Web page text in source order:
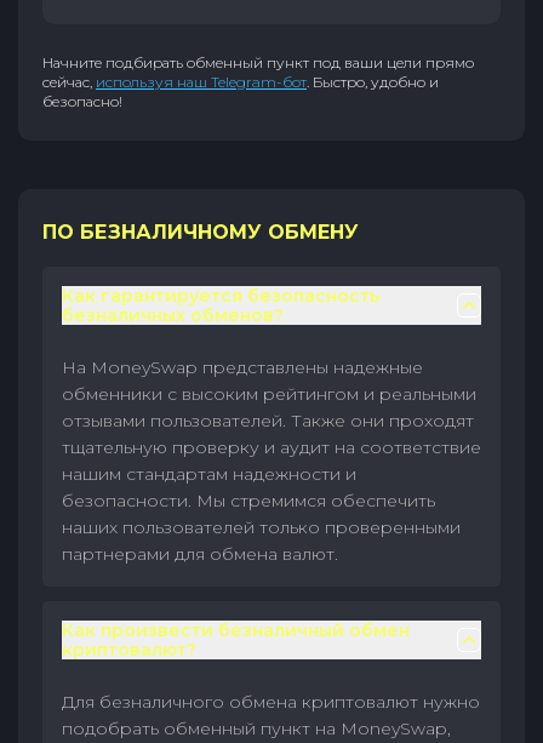
Начните подбирать обменный пункт под ваши цели прямо
сейчас, используя наш Telegram-бот. Быстро, удобно и
безопасно!
ПО БЕЗНАЛИЧНОМУ ОБМЕНУ
Как гарантируется безопасность
безналичных обменов?
На MoneySwap представлены надежные
обменники с высоким рейтингом и реальными
отзывами пользователей. Также они проходят
тщательную проверку и аудит на соответствие
нашим стандартам надежности и
безопасности. Мы стремимся обеспечить
наших пользователей только проверенными
партнерами для обмена валют.
Как произвести безналичный обмен
криптовалют?
Для безналичного обмена криптовалют нужно
подобрать обменный пункт на MoneySwap,